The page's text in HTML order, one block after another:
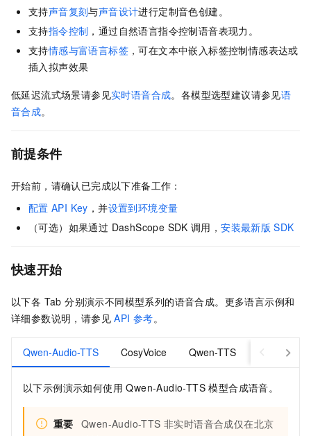
支持声音复刻与声音设计进行定制音色创建。
支持指令控制 ，通过自然语言指令控制语音表现力。
支持情感与富语言标签 ，可在文本中嵌入标签控制情感表达或
插入拟声效果
低延迟流式场景请参见实时语音合成。各模型选型建议请参见语
音合成。
前提条件
开始前，请确认已完成以下准备工作：
配置 API Key ，并设置到环境变量
（可选）如果通过 DashScope SDK 调用，安装最新版 SDK
快速开始
以下各 Tab 分别演示不同模型系列的语音合成。更多语言示例和
详细参数说明，请参见 API 参考。
Qwen-Audio-TTS CosyVoice Qwen-TTS MiniMax
以下示例演示如何使用 Qwen-Audio-TTS 模型合成语音。
重要 Qwen-Audio-TTS 非实时语音合成仅在北京